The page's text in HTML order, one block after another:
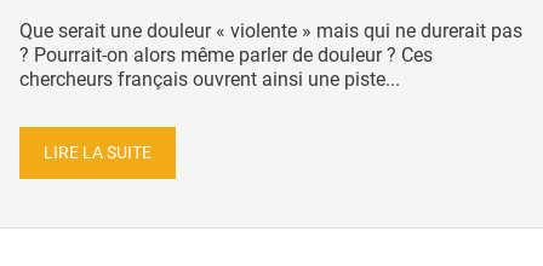
Que serait une douleur « violente » mais qui ne durerait pas
? Pourrait-on alors même parler de douleur ? Ces
chercheurs français ouvrent ainsi une piste...
LIRE LA SUITE